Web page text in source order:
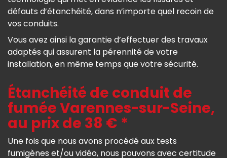
défauts d’étanchéité, dans n’importe quel recoin de
vos conduits.
Vous avez ainsi la garantie d’effectuer des travaux
adaptés qui assurent la pérennité de votre
installation, en même temps que votre sécurité.
Étanchéité de conduit de
fumée Varennes-sur-Seine,
au prix de 38 € *
Une fois que nous avons procédé aux tests
fumigènes et/ou vidéo, nous pouvons avec certitude